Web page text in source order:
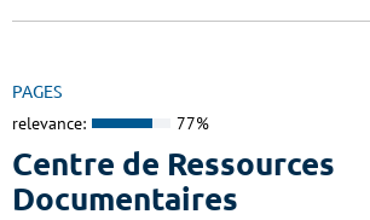
PAGES
relevance: 77%
Centre de Ressources
Documentaires